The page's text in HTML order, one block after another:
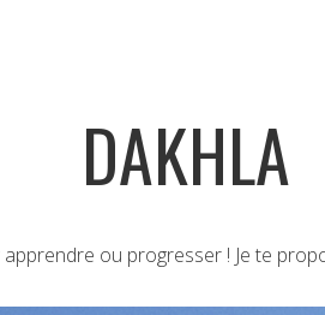
DAKHLA
ou progresser ! Je te